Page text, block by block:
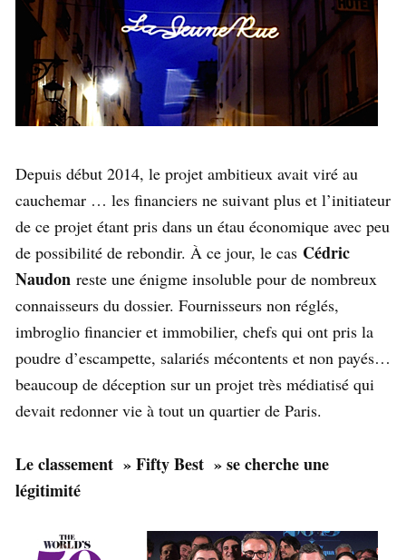
Depuis début 2014, le projet ambitieux avait viré au
cauchemar … les financiers ne suivant plus et l’initiateur
de ce projet étant pris dans un étau économique avec peu
de possibilité de rebondir. À ce jour, le cas Cédric
Naudon reste une énigme insoluble pour de nombreux
connaisseurs du dossier. Fournisseurs non réglés,
imbroglio financier et immobilier, chefs qui ont pris la
poudre d’escampette, salariés mécontents et non payés…
beaucoup de déception sur un projet très médiatisé qui
devait redonner vie à tout un quartier de Paris.
Le classement » Fifty Best » se cherche une
légitimité